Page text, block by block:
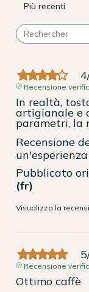
4
Recensione
In realtà,
artigianale e
parametri, la
Recensione
Pubblicato
(fr)
Visualizza la
5
Recensione
Ottimo caffè